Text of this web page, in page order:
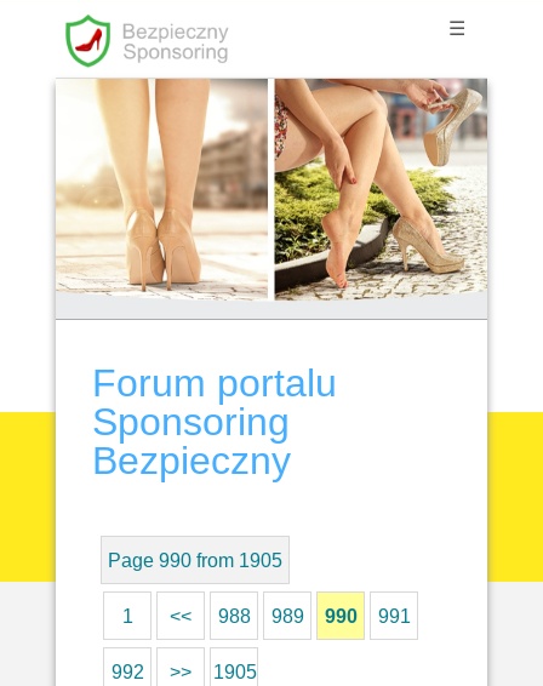
☰
Forum portalu
Sponsoring
Bezpieczny
Page 990 from 1905
1 << 988 989 990 991
992 >> 1905